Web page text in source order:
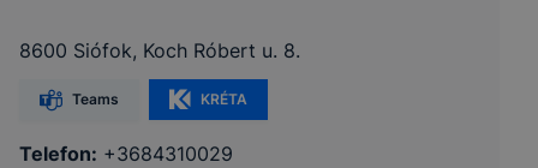
8600 Siófok, Koch Róbert u. 8.
Teams KRÉTA
Telefon: +3684310029